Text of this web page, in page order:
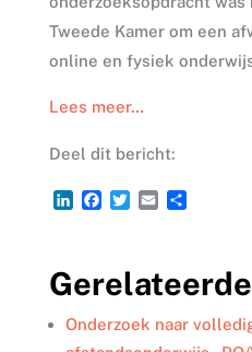
Tweede Kamer om een
online en fysiek
Lees meer…
Deel dit bericht:
L
e
d
I
n
F
b
o
o
k
T
t
e
r
E
l
D
n
Onderzoek naar